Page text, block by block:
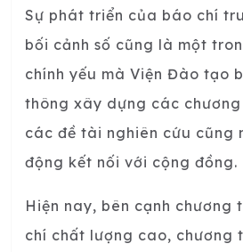
Sự phát triển của báo chí
bối cảnh số cũng là một
chính yếu mà Viện Đào tạo
thông xây dựng các
các đề tài nghiên cứu cũng
động kết nối với cộng đồng.
Hiện nay, bên cạnh chương
chí chất lượng cao, chương